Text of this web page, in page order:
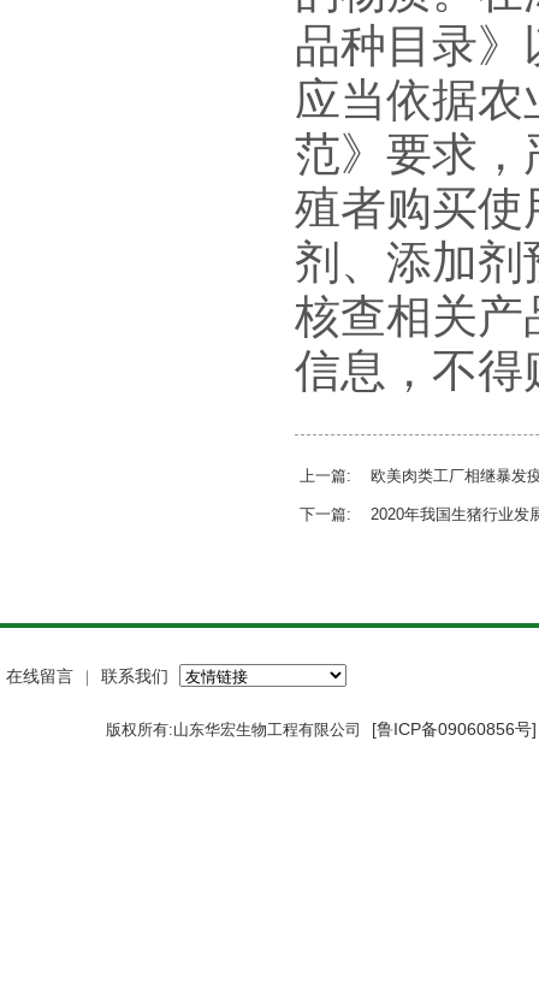
品种目录
应当依据
范》要求，
殖者购买使
剂、添加剂
核查相关产
信息，不得
上一篇: 欧美肉类工厂相继暴发
下一篇: 2020年我国生猪行业发
在线留言 ｜ 联系我们
版权所有:山东华宏生物工程有限公司 [鲁ICP备09060856